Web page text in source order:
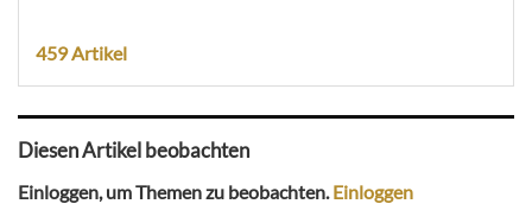
459 Artikel
Diesen Artikel beobachten
Einloggen, um Themen zu beobachten.Einloggen